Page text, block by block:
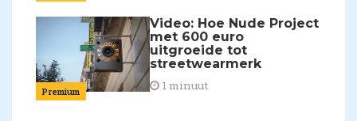
Premium
Video: Hoe Nude Project
met 600 euro
uitgroeide tot
streetwearmerk
1 minuut